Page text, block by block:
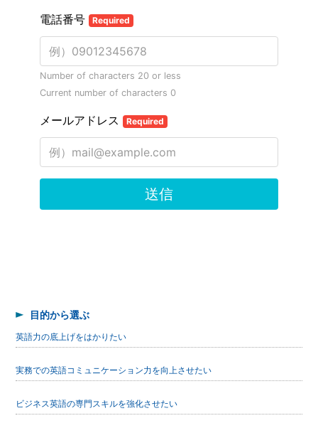
目的から選ぶ
英語力の底上げをはかりたい
実務での英語コミュニケーション力を向上させたい
ビジネス英語の専門スキルを強化させたい